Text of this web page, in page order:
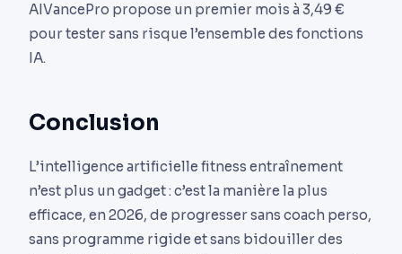
AIVancePro propose un premier mois à 3,49 €
pour tester sans risque l’ensemble des fonctions
IA.
Conclusion
L’intelligence artificielle fitness entraînement
n’est plus un gadget : c’est la manière la plus
efficace, en 2026, de progresser sans coach perso,
sans programme rigide et sans bidouiller des